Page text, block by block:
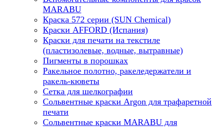
MARABU
Краска 572 серии (SUN Chemical)
Краски AFFORD (Испания)
Краски для печати на текстиле
(пластизолевые, водные, вытравные)
Пигменты в порошках
Ракельное полотно, ракеледержатели и
ракель-кюветы
Сетка для шелкографии
Сольвентные краски Argon для трафаретной
печати
Сольвентные краски MARABU для